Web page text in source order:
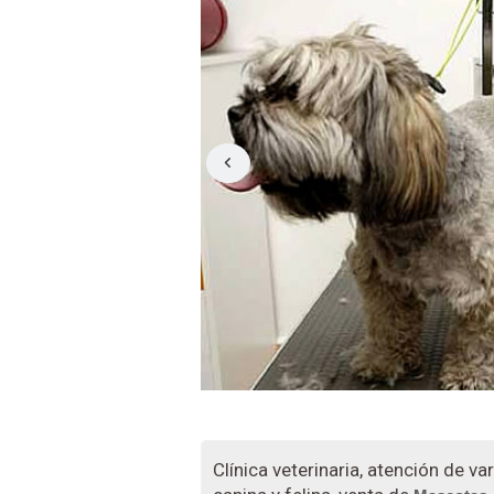
Clínica veterinaria, atención de